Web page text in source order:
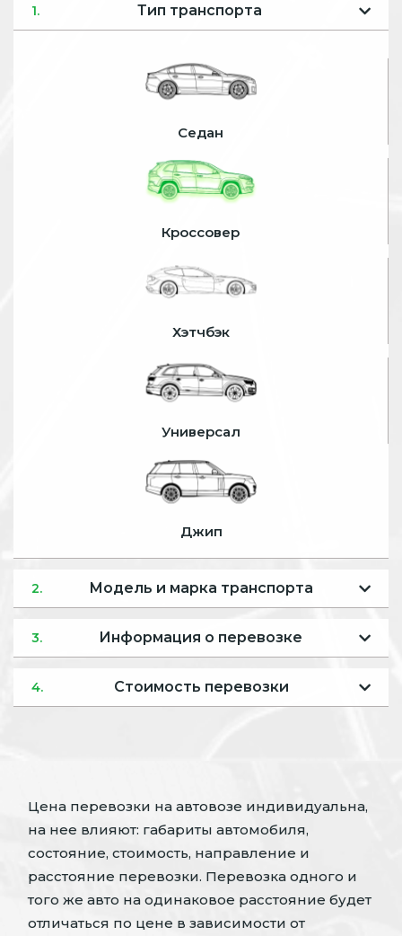
1. Тип транспорта
Седан
Кроссовер
Хэтчбэк
Универсал
Джип
2. Модель и марка транспорта
3. Информация о перевозке
4. Стоимость перевозки
Цена перевозки на автовозе индивидуальна,
на нее влияют: габариты автомобиля,
состояние, стоимость, направление и
расстояние перевозки. Перевозка одного и
того же авто на одинаковое расстояние будет
отличаться по цене в зависимости от